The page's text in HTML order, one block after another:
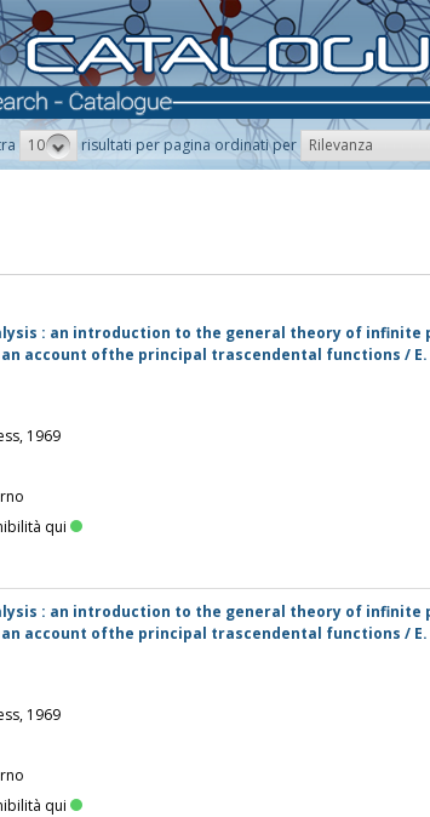
10 risultati per pagina ordinati per Rilevanza
: an introduction to the general theory of infinite
account ofthe principal trascendental functions / E.
1969
qui
: an introduction to the general theory of infinite
account ofthe principal trascendental functions / E.
1969
qui